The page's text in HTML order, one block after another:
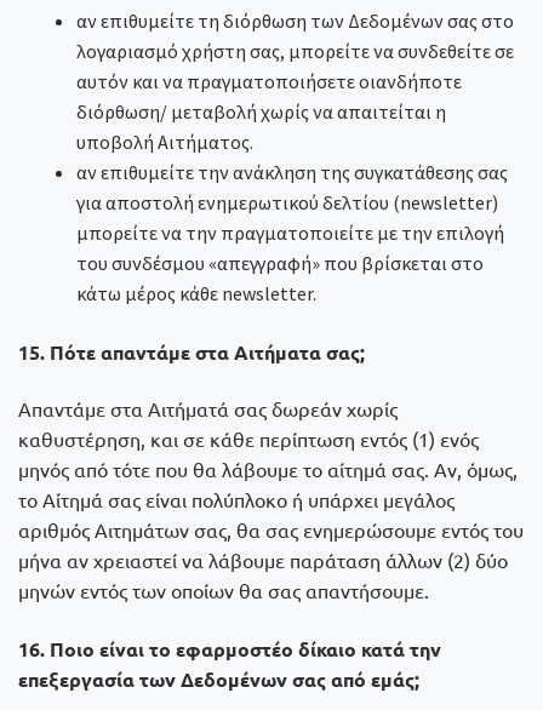
αν επιθυμείτε τη διόρθωση των Δεδομένων σας στο
λογαριασμό χρήστη σας, μπορείτε να συνδεθείτε σε
αυτόν και να πραγματοποιήσετε οιανδήποτε
διόρθωση/ μεταβολή χωρίς να απαιτείται η
υποβολή Αιτήματος.
αν επιθυμείτε την ανάκληση της συγκατάθεσης σας
για αποστολή ενημερωτικού δελτίου (newsletter)
μπορείτε να την πραγματοποιείτε με την επιλογή
του συνδέσμου «απεγγραφή» που βρίσκεται στο
κάτω μέρος κάθε newsletter.
15. Πότε απαντάμε στα Αιτήματα σας;
Απαντάμε στα Αιτήματά σας δωρεάν χωρίς
καθυστέρηση, και σε κάθε περίπτωση εντός (1) ενός
μηνός από τότε που θα λάβουμε το αίτημά σας. Αν, όμως,
το Αίτημά σας είναι πολύπλοκο ή υπάρχει μεγάλος
αριθμός Αιτημάτων σας, θα σας ενημερώσουμε εντός του
μήνα αν χρειαστεί να λάβουμε παράταση άλλων (2) δύο
μηνών εντός των οποίων θα σας απαντήσουμε.
16. Ποιο είναι το εφαρμοστέο δίκαιο κατά την
επεξεργασία των Δεδομένων σας από εμάς;